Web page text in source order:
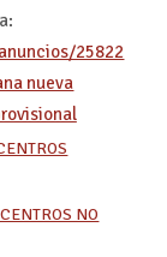
25822
NO